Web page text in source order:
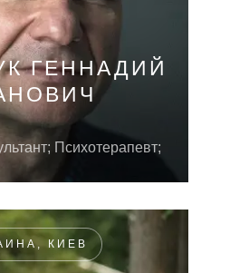
ГЕННАДИЙ
Психотерапевт;
КИЕВ